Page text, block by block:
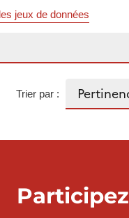
jeux de données
Trier par :
Participez